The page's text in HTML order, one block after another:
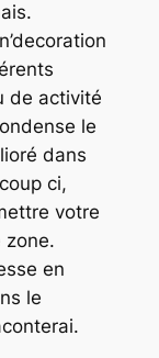
de activité
le
dans
ci,
votre
zone.
en
le